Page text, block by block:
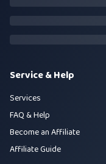
Service & Help
Services
FAQ & Help
Become an Affiliate
Affiliate Guide